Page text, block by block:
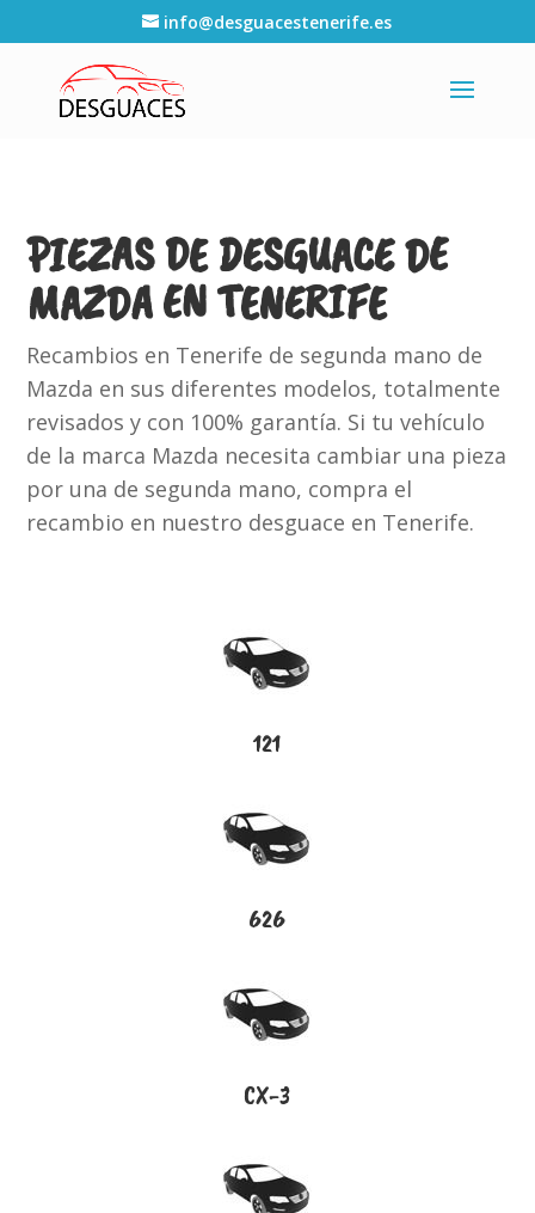
info@desguacestenerife.es
PIEZAS DE DESGUACE DE
MAZDA EN TENERIFE
Recambios en Tenerife de segunda mano de
Mazda en sus diferentes modelos, totalmente
revisados y con 100% garantía. Si tu vehículo
de la marca Mazda necesita cambiar una pieza
por una de segunda mano, compra el
recambio en nuestro desguace en Tenerife.
121
626
CX-3